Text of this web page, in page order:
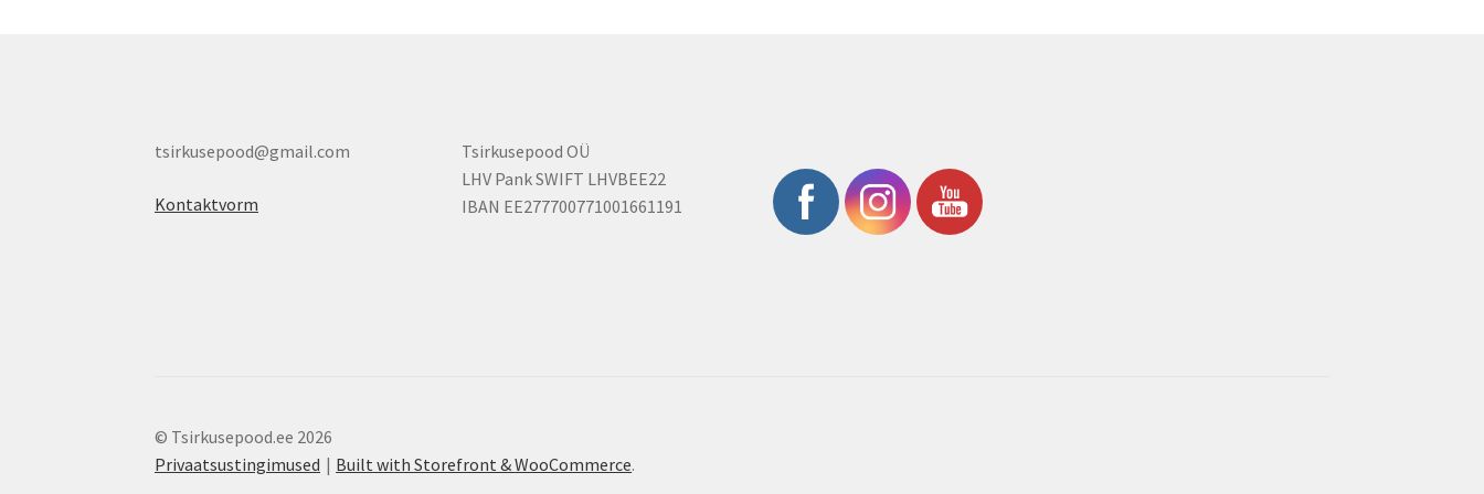
tsirkusepood@gmail.com
Kontaktvorm
Tsirkusepood OÜ
LHV Pank SWIFT LHVBEE22
IBAN EE277700771001661191
© Tsirkusepood.ee 2026
Privaatsustingimused
Built with Storefront & WooCommerce.